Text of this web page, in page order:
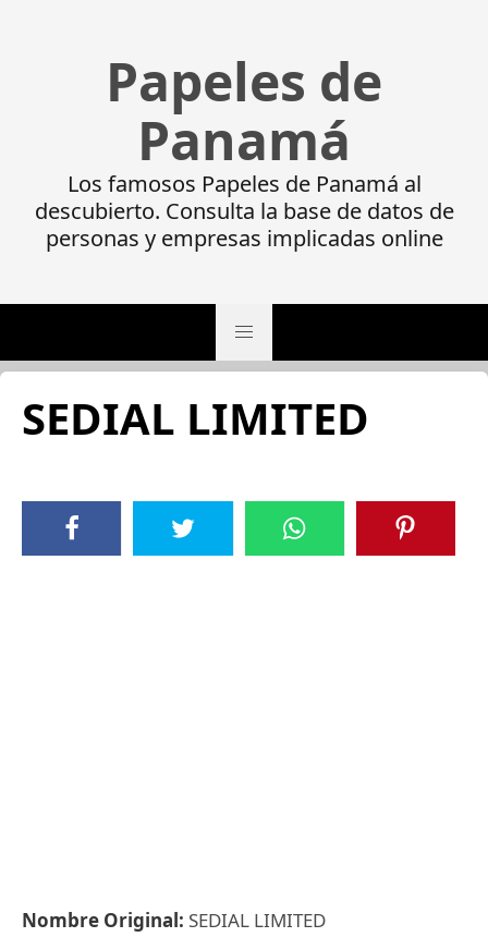
Papeles de
Panamá
Los famosos Papeles de Panamá al
descubierto. Consulta la base de datos de
personas y empresas implicadas online
SEDIAL LIMITED
Nombre Original: SEDIAL LIMITED